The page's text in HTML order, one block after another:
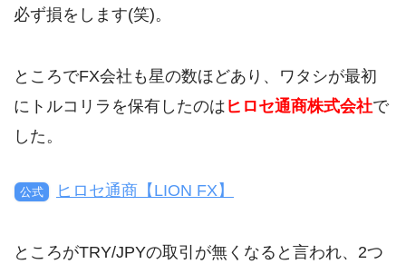
必ず損をします(笑)。
ところでFX会社も星の数ほどあり、ワタシが最初
にトルコリラを保有したのは ヒロセ通商株式会社で
した。
公式 ヒロセ通商【LION FX】
ところがTRY/JPYの取引が無くなると言われ、2つ